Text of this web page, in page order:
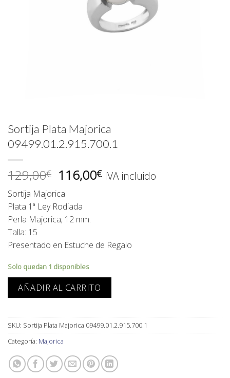
Sortija Plata Majorica
09499.01.2.915.700.1
129,00€ El
precio
original
era:
129,00€.
116,00€ElIVA incluido
Sortija Majorica
Plata 1ª Ley Rodiada
Perla Majorica; 12 mm.
Talla: 15
Presentado en Estuche de Regalo
Solo quedan 1 disponibles
AÑADIR AL CARRITO
SKU: Sortija Plata Majorica 09499.01.2.915.700.1
Categoría: Majorica